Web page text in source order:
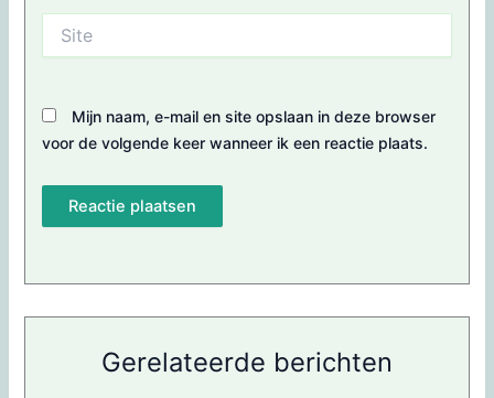
Mijn naam, e-mail en site opslaan in deze browser
voor de volgende keer wanneer ik een reactie plaats.
Gerelateerde berichten